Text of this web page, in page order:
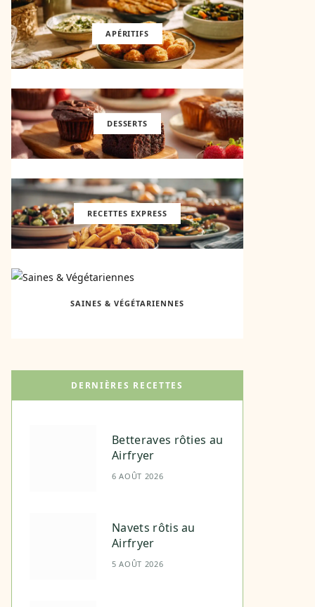
APÉRITIFS
DESSERTS
RECETTES EXPRESS
SAINES & VÉGÉTARIENNES
DERNIÈRES RECETTES
Betteraves rôties au
Airfryer
6 AOÛT 2026
Navets rôtis au
Airfryer
5 AOÛT 2026